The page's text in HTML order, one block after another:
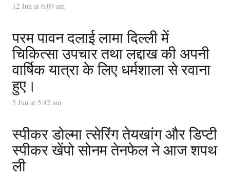
12 Jun at 6:09 am
परम पावन दलाई लामा दिल्ली में
चिकित्सा उपचार तथा लद्दाख की अपनी
वार्षिक यात्रा के लिए धर्मशाला से रवाना
हुए।
5 Jun at 5:42 am
स्पीकर डोल्मा त्सेरिंग तेयखांग और डिप्टी
स्पीकर खेंपो सोनम तेनफेल ने आज शपथ
ली